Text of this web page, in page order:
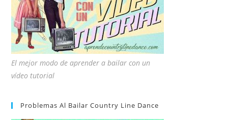
El mejor modo de aprender a bailar con un
vídeo tutorial
Problemas Al Bailar Country Line Dance